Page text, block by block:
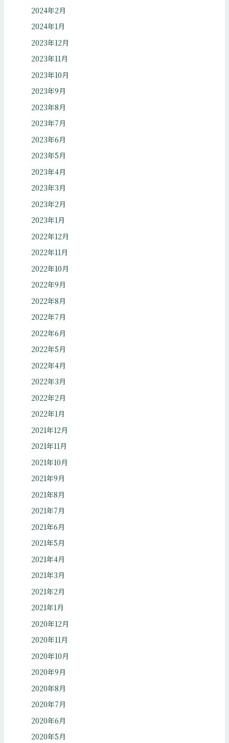
2024年2月
2024年1月
2023年12月
2023年11月
2023年10月
2023年9月
2023年8月
2023年7月
2023年6月
2023年5月
2023年4月
2023年3月
2023年2月
2023年1月
2022年12月
2022年11月
2022年10月
2022年9月
2022年8月
2022年7月
2022年6月
2022年5月
2022年4月
2022年3月
2022年2月
2022年1月
2021年12月
2021年11月
2021年10月
2021年9月
2021年8月
2021年7月
2021年6月
2021年5月
2021年4月
2021年3月
2021年2月
2021年1月
2020年12月
2020年11月
2020年10月
2020年9月
2020年8月
2020年7月
2020年6月
2020年5月